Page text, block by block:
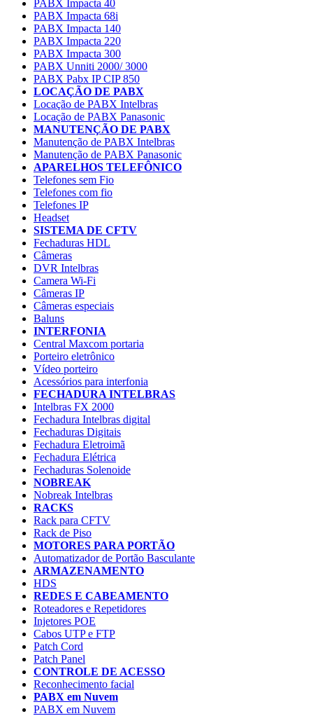
PABX Impacta 40
PABX Impacta 68i
PABX Impacta 140
PABX Impacta 220
PABX Impacta 300
PABX Unniti 2000/ 3000
PABX Pabx IP CIP 850
LOCAÇÃO DE PABX
Locação de PABX Intelbras
Locação de PABX Panasonic
MANUTENÇÃO DE PABX
Manutenção de PABX Intelbras
Manutenção de PABX Panasonic
APARELHOS TELEFÔNICO
Telefones sem Fio
Telefones com fio
Telefones IP
Headset
SISTEMA DE CFTV
Fechaduras HDL
Câmeras
DVR Intelbras
Camera Wi-Fi
Câmeras IP
Câmeras especiais
Baluns
INTERFONIA
Central Maxcom portaria
Porteiro eletrônico
Vídeo porteiro
Acessórios para interfonia
FECHADURA INTELBRAS
Intelbras FX 2000
Fechadura Intelbras digital
Fechaduras Digitais
Fechadura Eletroimã
Fechadura Elétrica
Fechaduras Solenoide
NOBREAK
Nobreak Intelbras
RACKS
Rack para CFTV
Rack de Piso
MOTORES PARA PORTÃO
Automatizador de Portão Basculante
ARMAZENAMENTO
HDS
REDES E CABEAMENTO
Roteadores e Repetidores
Injetores POE
Cabos UTP e FTP
Patch Cord
Patch Panel
CONTROLE DE ACESSO
Reconhecimento facial
PABX em Nuvem
PABX em Nuvem